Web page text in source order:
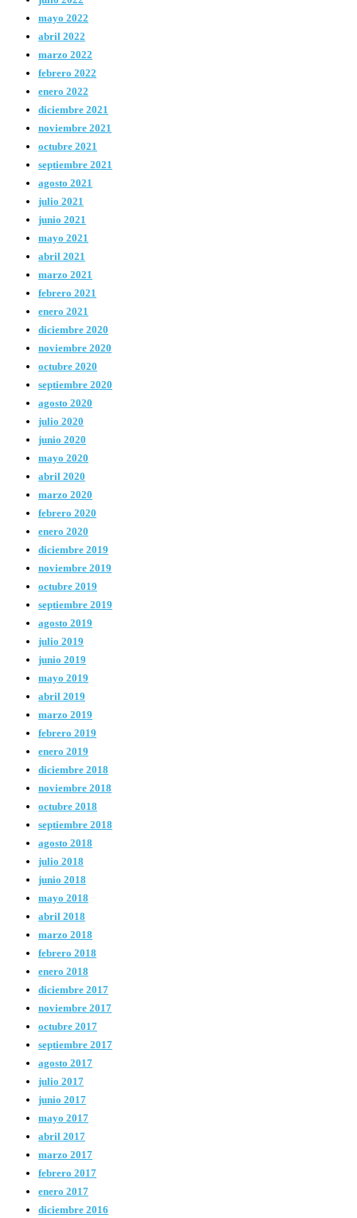
mayo 2022
abril 2022
marzo 2022
febrero 2022
enero 2022
diciembre 2021
noviembre 2021
octubre 2021
septiembre 2021
agosto 2021
julio 2021
junio 2021
mayo 2021
abril 2021
marzo 2021
febrero 2021
enero 2021
diciembre 2020
noviembre 2020
octubre 2020
septiembre 2020
agosto 2020
julio 2020
junio 2020
mayo 2020
abril 2020
marzo 2020
febrero 2020
enero 2020
diciembre 2019
noviembre 2019
octubre 2019
septiembre 2019
agosto 2019
julio 2019
junio 2019
mayo 2019
abril 2019
marzo 2019
febrero 2019
enero 2019
diciembre 2018
noviembre 2018
octubre 2018
septiembre 2018
agosto 2018
julio 2018
junio 2018
mayo 2018
abril 2018
marzo 2018
febrero 2018
enero 2018
diciembre 2017
noviembre 2017
octubre 2017
septiembre 2017
agosto 2017
julio 2017
junio 2017
mayo 2017
abril 2017
marzo 2017
febrero 2017
enero 2017
diciembre 2016